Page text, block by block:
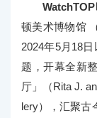
WatchTOP
顿美术博物馆
2024年5月18
题，开幕全新
厅」（Rita J.
lery），汇聚古